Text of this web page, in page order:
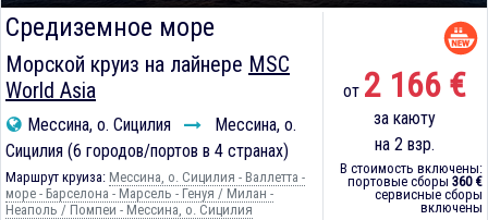
Средиземное море
Морской круиз на лайнере MSC
World Asia
Мессина, о. Сицилия
Мессина, о.
Сицилия (6 городов/портов в 4 странах)
Маршрут круиза: Мессина, о. Сицилия - Валлетта -
море - Барселона - Марсель - Генуя / Милан -
Неаполь / Помпеи - Мессина, о. Сицилия
от 2 166 €
за каюту
на 2 взр.
В стоимость включены:
портовые сборы 360 €
сервисные сборы
включены